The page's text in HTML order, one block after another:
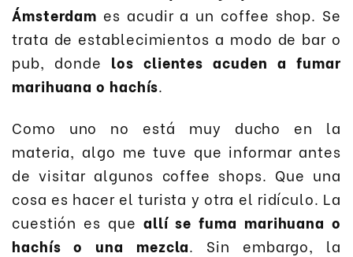
Ámsterdam es acudir a un coffee shop. Se
trata de establecimientos a modo de bar o
pub, donde los clientes acuden a fumar
marihuana o hachís.
Como uno no está muy ducho en la
materia, algo me tuve que informar antes
de visitar algunos coffee shops. Que una
cosa es hacer el turista y otra el ridículo. La
cuestión es que allí se fuma marihuana o
hachís o una mezcla. Sin embargo, la